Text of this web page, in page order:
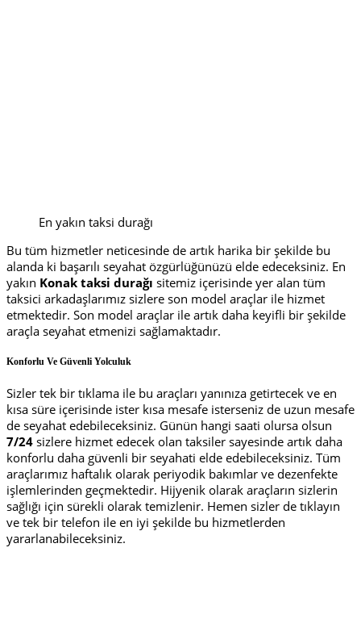
En yakın taksi durağı
Bu tüm hizmetler neticesinde de artık harika bir şekilde bu
alanda ki başarılı seyahat özgürlüğünüzü elde edeceksiniz. En
yakın Konak taksi durağı sitemiz içerisinde yer alan tüm
taksici arkadaşlarımız sizlere son model araçlar ile hizmet
etmektedir. Son model araçlar ile artık daha keyifli bir şekilde
araçla seyahat etmenizi sağlamaktadır.
Konforlu Ve Güvenli Yolculuk
Sizler tek bir tıklama ile bu araçları yanınıza getirtecek ve en
kısa süre içerisinde ister kısa mesafe isterseniz de uzun mesafe
de seyahat edebileceksiniz. Günün hangi saati olursa olsun
7/24 sizlere hizmet edecek olan taksiler sayesinde artık daha
konforlu daha güvenli bir seyahati elde edebileceksiniz. Tüm
araçlarımız haftalık olarak periyodik bakımlar ve dezenfekte
işlemlerinden geçmektedir. Hijyenik olarak araçların sizlerin
sağlığı için sürekli olarak temizlenir. Hemen sizler de tıklayın
ve tek bir telefon ile en iyi şekilde bu hizmetlerden
yararlanabileceksiniz.